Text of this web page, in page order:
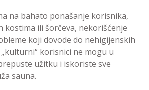
na bahato ponašanje korisnika,
kostima ili šorčeva, nekorišćenje
koji dovode do nehigijenskih
korisnici ne mogu u
užitku i iskoriste sve
sauna.